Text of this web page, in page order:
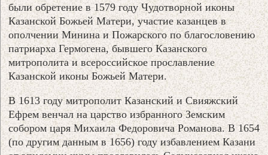
были обретение в 1579 году Чудотворной иконы
Казанской Божьей Матери, участие казанцев в
ополчении Минина и Пожарского по благословению
патриарха Гермогена, бывшего Казанского
митрополита и всероссийское прославление
Казанской иконы Божьей Матери.
В 1613 году митрополит Казанский и Свияжский
Ефрем венчал на царство избранного Земским
собором царя Михаила Федоровича Романова. В 1654
(по другим данным в 1656) году избавлением Казани